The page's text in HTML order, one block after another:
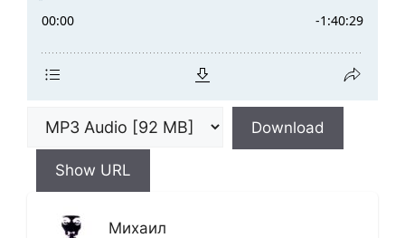
Download
Show URL
Михаил